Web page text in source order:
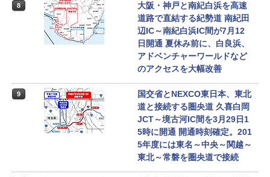
8
大阪・神戸と南紀白浜を高速
道路で直結する紀勢道 南紀田
辺IC～南紀白浜IC間が7月12
日開通 夏休み前に、白良浜、
アドベンチャーワールドなど
のアクセスを大幅改善
9
国交省とNEXCO東日本、東北
道と接続する圏央道 久喜白岡
JCT～境古河IC間を3月29日1
5時に開通 開通時刻確定。201
5年度には東名～中央～関越～
東北～常磐を圏央道で接続